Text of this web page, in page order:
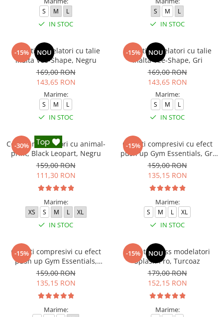
S M L
IN STOC
S M L
IN STOC
-15% NOU
Colanti modelatori cu talie
inalta Vee-Shape, Negru
169,00 RON
143,65 RON
Marime:
S M L
IN STOC
-15% NOU
Colanti modelatori cu talie
inalta Vee-Shape, Gri
169,00 RON
143,65 RON
Marime:
S M L
IN STOC
-30%
Colanti modelatori cu animal-
print, Black Leopart, Negru
159,00 RON
111,30 RON
Marime:
XS S M L XL
IN STOC
-15%
Colanti compresivi cu efect
push up Gym Essentials, Gri
inchis
159,00 RON
135,15 RON
Marime:
S M L XL
IN STOC
-15%
Colanti compresivi cu efect
push up Gym Essentials,
Verde
159,00 RON
135,15 RON
Marime:
-15% NOU
Colanti fitness modelatori
Splash Pro, Turcoaz
179,00 RON
152,15 RON
Marime: